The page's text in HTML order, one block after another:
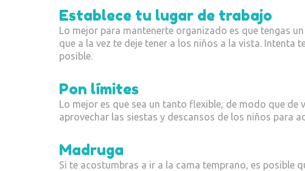
Establece tu lugar de trabajo
Lo mejor para mantenerte organizado es que tengas
que a la vez te deje tener a los niños a la vista.
posible.
Pon límites
Lo mejor es que sea un tanto flexible, de modo que de
aprovechar las siestas y descansos de los niños para
Madruga
Si te acostumbras a ir a la cama temprano, es posible